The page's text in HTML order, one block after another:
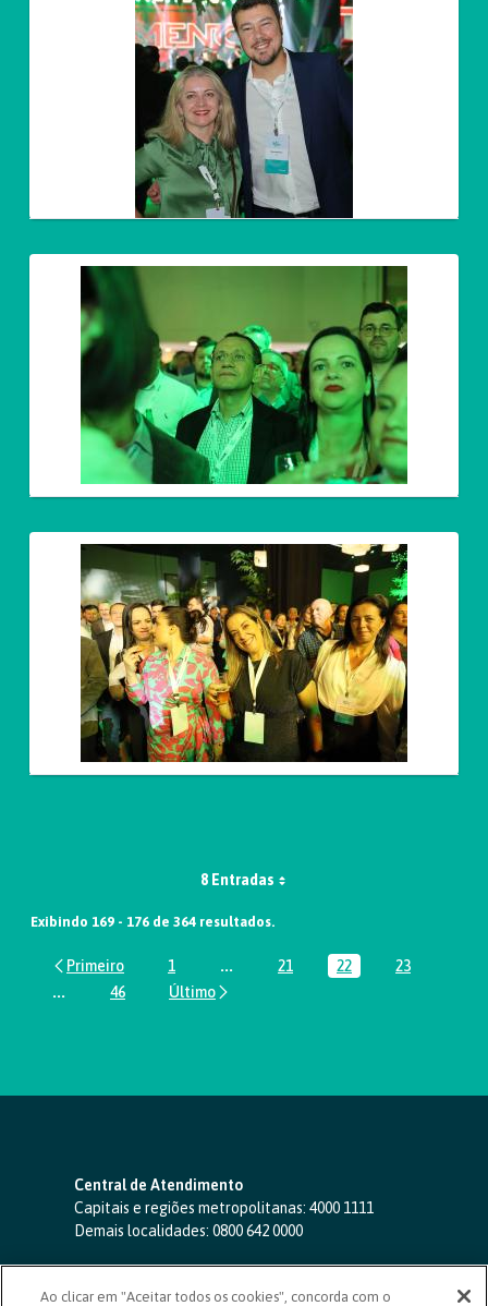
8 Entradas
Exibindo 169 - 176 de 364 resultados.
Página
1 ...Páginas intermediárias Usar ABA
Página
21 Página
22 Página
23
...Páginas intermediárias Usar ABA para navegar.
Página
46
Central de Atendimento
Capitais e regiões metropolitanas: 4000 1111
Demais localidades: 0800 642 0000
SAC 24 horas-0800 724 4420
Ao clicar em "Aceitar todos os cookies", concorda com o